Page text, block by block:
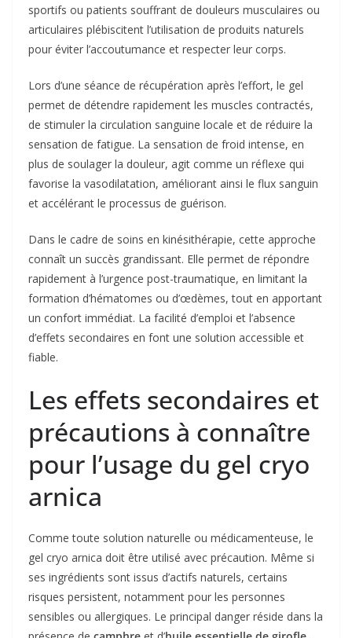
sportifs ou patients souffrant de douleurs musculaires ou
articulaires plébiscitent l’utilisation de produits naturels
pour éviter l’accoutumance et respecter leur corps.
Lors d’une séance de récupération après l’effort, le gel
permet de détendre rapidement les muscles contractés,
de stimuler la circulation sanguine locale et de réduire la
sensation de fatigue. La sensation de froid intense, en
plus de soulager la douleur, agit comme un réflexe qui
favorise la vasodilatation, améliorant ainsi le flux sanguin
et accélérant le processus de guérison.
Dans le cadre de soins en kinésithérapie, cette approche
connaît un succès grandissant. Elle permet de répondre
rapidement à l’urgence post-traumatique, en limitant la
formation d’hématomes ou d’œdèmes, tout en apportant
un confort immédiat. La facilité d’emploi et l’absence
d’effets secondaires en font une solution accessible et
fiable.
Les effets secondaires et
précautions à connaître
pour l’usage du gel cryo
arnica
Comme toute solution naturelle ou médicamenteuse, le
gel cryo arnica doit être utilisé avec précaution. Même si
ses ingrédients sont issus d’actifs naturels, certains
risques persistent, notamment pour les personnes
sensibles ou allergiques. Le principal danger réside dans la